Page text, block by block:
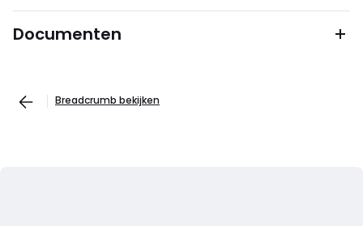
Documenten
Breadcrumb bekijken